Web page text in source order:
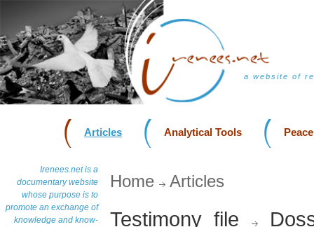
a website of
Articles Analytical Tools
Irenees.net is a
documentary website
whose purpose is to
promote an exchange of
knowledge and know-
Home Articles
Testimony file